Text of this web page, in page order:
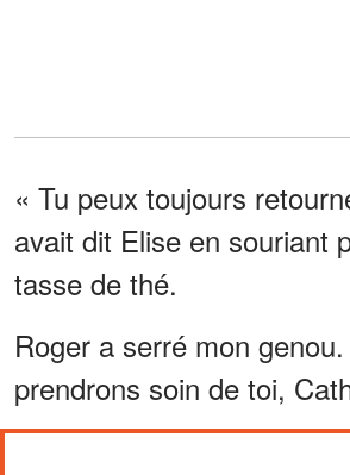
« Tu peux toujours
avait dit Elise en souriant
tasse de thé.
Roger a serré mon
prendrons soin de toi,